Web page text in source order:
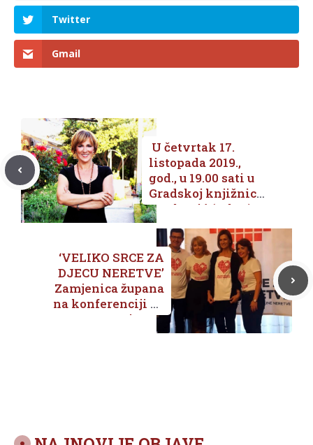
Twitter
Gmail
U četvrtak 17.
listopada 2019.,
god., u 19.00 sati u
Gradskoj knjižnici
Metković (2. kat)
Anita Šupe održat
će predavanje
‘Znanjem do
zdravlja’
‘VELIKO SRCE ZA
DJECU NERETVE’
Zamjenica župana
na konferenciji za
novinare,
sakupljeno više od